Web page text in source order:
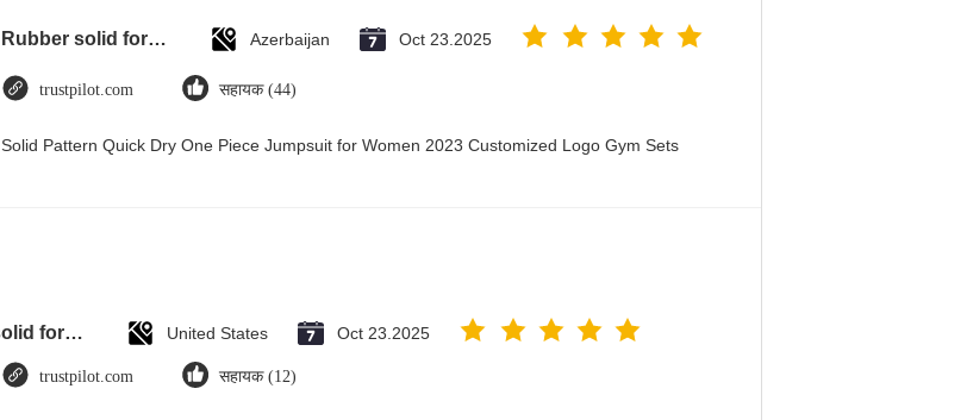
Rubber solid forklift tires For material handling forklift Azerbaijan Oct 23.2025
trustpilot.com सहायक (44)
Solid Pattern Quick Dry One Piece Jumpsuit for Women 2023 Customized Logo Gym Sets
Rubber solid forklift tires For material handling forklift United States Oct 23.2025
trustpilot.com सहायक (12)